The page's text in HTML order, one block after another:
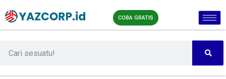
COBA GRATIS